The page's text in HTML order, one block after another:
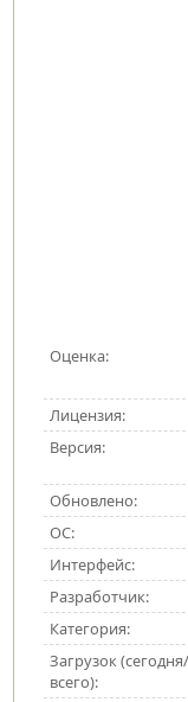
Оценка:
Лицензия:
Версия:
Обновлено:
ОС:
Интерфейс:
Разработчик:
Категория:
Загрузок (сегодня/
всего):